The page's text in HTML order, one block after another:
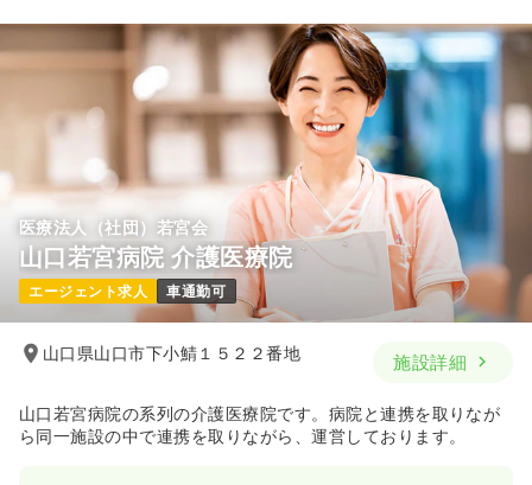
医療法人（社団）若宮会
山口若宮病院 介護医療院
エージェント求人 車通勤可
山口県山口市下小鯖１５２２番地 施設詳細
山口若宮病院の系列の介護医療院です。病院と連携を取りなが
ら同一施設の中で連携を取りながら、運営しております。